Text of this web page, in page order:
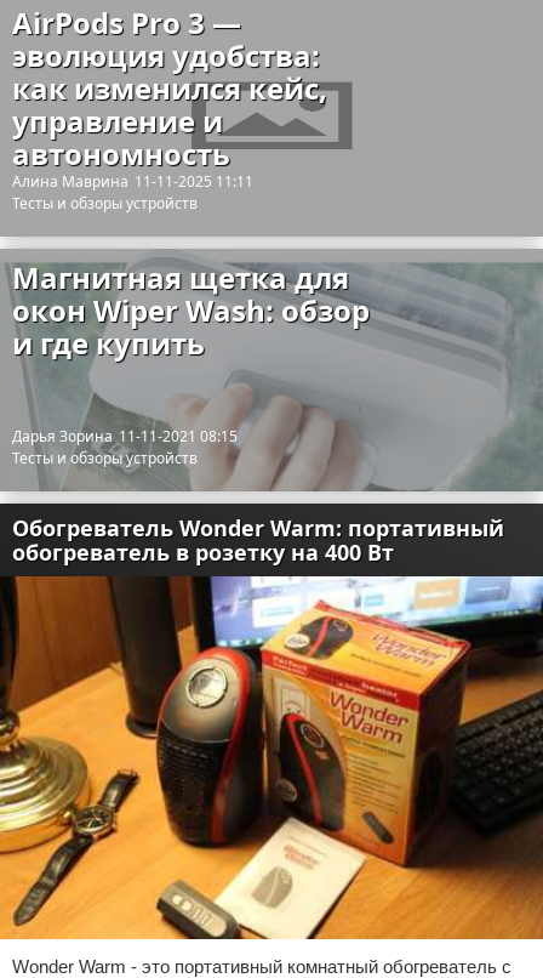
AirPods Pro 3 —
эволюция удобства:
как изменился кейс,
управление и
автономность
Алина Маврина 11-11-2025 11:11
Тесты и обзоры устройств
Магнитная щетка для
окон Wiper Wash: обзор
и где купить
Дарья Зорина 11-11-2021 08:15
Тесты и обзоры устройств
Обогреватель Wonder Warm: портативный
обогреватель в розетку на 400 Вт
Wonder Warm - это портативный комнатный обогреватель с